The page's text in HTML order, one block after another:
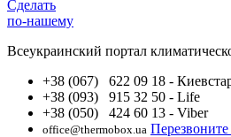
Сделать
по-нашему
Всеукраинский портал
+38 (067) 622 09 18 -
+38 (093) 915 32 50 - Life
+38 (050) 424 60 13 - Viber
office@thermobox.ua